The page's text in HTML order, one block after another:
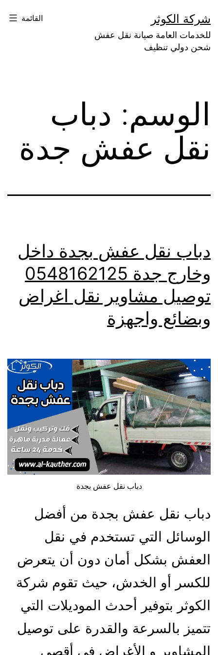
إلى
المحتوى
شركة الكوثر
للخدمات العامة صيانة نقل عفش
شحن دولي تنظيف
القائمة
الوسم: دباب
نقل عفش جدة
دباب نقل عفش بجدة داخل
وخارج جدة 0548162125
توصيل مشاوير نقل اغراض
وبضائع واجهزة
دباب نقل عفش بجدة
دباب نقل عفش بجدة من أفضل
الوسائل التي تستخدم في نقل
العفش بشكل أمان دون أن يتعرض
للكسر أو الخدش، حيث تقوم شركة
الكوثر بتوفير أحدث الموديلات التي
تتميز بالسرعة والقدرة على توصيل
المشاوير و الأغراض في أقصى